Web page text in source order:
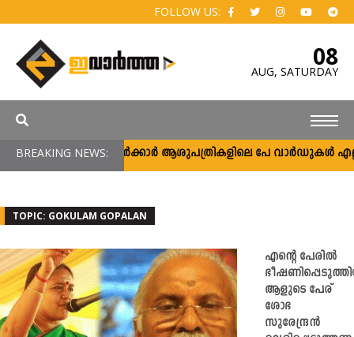
FOLLOW US:
08
AUG, SATURDAY
BREAKING NEWS:സർക്കാർ ആശുപത്രികളിലെ പേ വാർഡുകൾ
TOPIC: GOKULAM GOPALAN
എന്റെ പേരിൽ
ആളുടെ പേര്
ശോഭ
സുരേന്ദ്രൻ